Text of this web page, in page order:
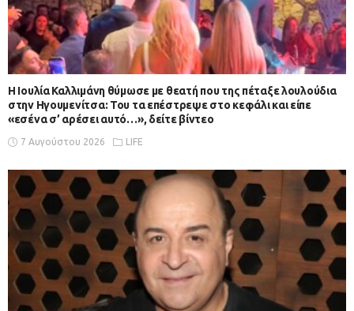
Η Ιουλία Καλλιμάνη θύμωσε με θεατή που της πέταξε λουλούδια
στην Ηγουμενίτσα: Του τα επέστρεψε στο κεφάλι και είπε
«εσένα σ’ αρέσει αυτό…», δείτε βίντεο
7 Αυγούστου 2026 LIFE